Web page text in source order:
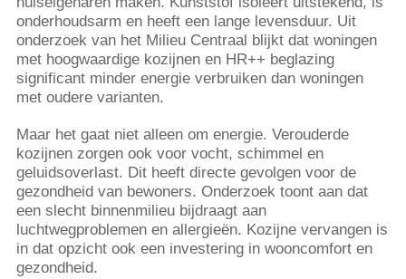
onderhoudsarm en heeft een lange levensduur. Uit
onderzoek van het Milieu Centraal blijkt dat woningen
met hoogwaardige kozijnen en HR++ beglazing
significant minder energie verbruiken dan woningen
met oudere varianten.
Maar het gaat niet alleen om energie. Verouderde
kozijnen zorgen ook voor vocht, schimmel en
geluidsoverlast. Dit heeft directe gevolgen voor de
gezondheid van bewoners. Onderzoek toont aan dat
een slecht binnenmilieu bijdraagt aan
luchtwegproblemen en allergieën. Kozijne vervangen is
in dat opzicht ook een investering in wooncomfort en
gezondheid.